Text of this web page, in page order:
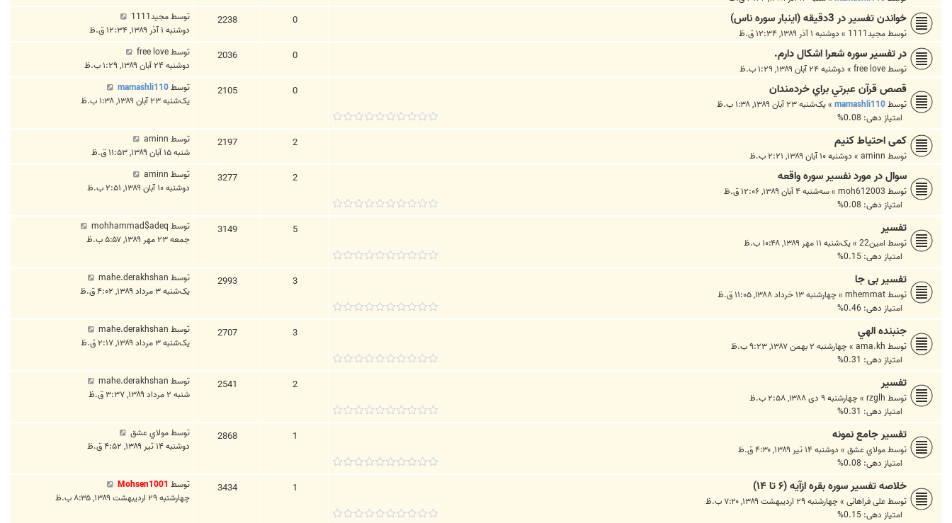
خواندن تفسیر در 3دقیقه (اینبار سوره ناس)
توسطمجید1111 » دوشنبه ۱ آذر ۱۳۸۹, ۱۲:۳۴ ق.ظ
0
2238 توسطمجید1111
دوشنبه ۱ آذر ۱۳۸۹, ۱۲:۳۴ ق.ظ
در تفسیر سوره شعرا اشکال دارم.
توسطfree love
» دوشنبه ۲۴ آبان ۱۳۸۹, ۱:۲۹ ب.ظ
0
2036 توسطfree love
دوشنبه ۲۴ آبان ۱۳۸۹, ۱:۲۹ ب.ظ
قصص‌ قرآن‌ عبرتي‌ براي‌ خردمندان‌
توسطmamashli110
»یک‌شنبه ۲۳ آبان ۱۳۸۹, ۱:۳۸ ب.ظ
امتیاز دهی: 0.08%
0
2105 توسطmamashli110
یک‌شنبه ۲۳ آبان ۱۳۸۹, ۱:۳۸ ب.ظ
کمی احتیاط کنیم
توسط aminn
» دوشنبه ۱۰ آبان ۱۳۸۹, ۲:۲۱ ب.ظ
2
2197 توسط aminn
شنبه ۱۵ آبان ۱۳۸۹, ۱۱:۵۳ ق.ظ
سوال در مورد نفسیر سوره واقعه
توسط moh612003
»سه‌شنبه ۴ آبان ۱۳۸۹, ۱۲:۰۶ ق.ظ
امتیاز دهی: 0.08%
2
3277 توسط aminn
دوشنبه ۱۰ آبان ۱۳۸۹, ۲:۵۱ ب.ظ
تفسير
توسط امين22 »یک‌شنبه ۱۱ مهر ۱۳۸۹, ۱۰:۴۸ ب.ظ
امتیاز دهی: 0.15%
5
3149 توسط mohhammad$adeq
جمعه ۲۳ مهر ۱۳۸۹, ۵:۵۷ ب.ظ
تفسیر بی جا
توسطmhemmat
»چهارشنبه ۱۳ خرداد ۱۳۸۸, ۱۱:۰۵ ق.ظ
امتیاز دهی: 0.46%
3
2993 توسط mahe.derakhshan
یک‌شنبه ۳ مرداد ۱۳۸۹, ۴:۰۲ ق.ظ
جنبنده الهي
توسط ama.kh
»چهارشنبه ۲ بهمن ۱۳۸۷, ۹:۲۳ ب.ظ
امتیاز دهی: 0.31%
3
2707 توسط mahe.derakhshan
یک‌شنبه ۳ مرداد ۱۳۸۹, ۲:۱۷ ق.ظ
تفسير
توسط rzglh
»چهارشنبه ۹ دی ۱۳۸۸, ۲:۵۸ ب.ظ
امتیاز دهی: 0.31%
2
2541 توسط mahe.derakhshan
شنبه ۲ مرداد ۱۳۸۹, ۳:۳۷ ق.ظ
تفسیر جامع نمونه
توسطمولاي عشق » دوشنبه ۱۴ تیر ۱۳۸۹, ۴:۳۰ ق.ظ
امتیاز دهی: 0.08%
1
2868 توسطمولاي عشق
دوشنبه ۱۴ تیر ۱۳۸۹, ۴:۵۲ ق.ظ
خلاصه تفسیر سوره بقره ازآیه (۶ تا ۱۴)
توسطعلی فراهانی »چهارشنبه ۲۹ اردیبهشت ۱۳۸۹, ۷:۲۰ ب.ظ
امتیاز دهی: 0.15%
1
3434 توسط Mohsen1001
چهارشنبه ۲۹ اردیبهشت ۱۳۸۹, ۸:۳۵ ب.ظ